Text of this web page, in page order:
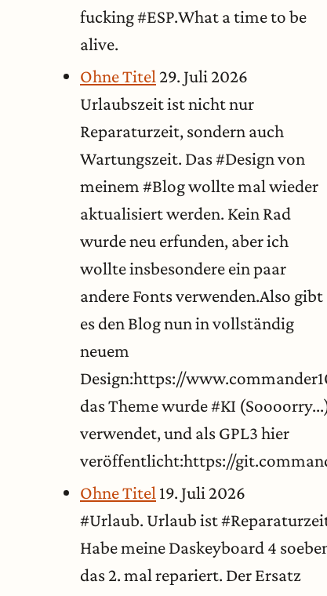
fucking #ESP.What a time to be
alive.
Ohne Titel 29. Juli 2026
Urlaubszeit ist nicht nur
Reparaturzeit, sondern auch
Wartungszeit. Das #Design von
meinem #Blog wollte mal wieder
aktualisiert werden. Kein Rad
wurde neu erfunden, aber ich
wollte insbesondere ein paar
andere Fonts verwenden.Also gibt
es den Blog nun in vollständig
neuem
Design:https://
das Theme wurde #KI
verwendet, und als GPL3 hier
veröffentlicht:https://
Ohne Titel19. Juli 2026
#Urlaub. Urlaub ist
Habe meine Daskeyboard 4
das 2. mal repariert. Der Ersatz